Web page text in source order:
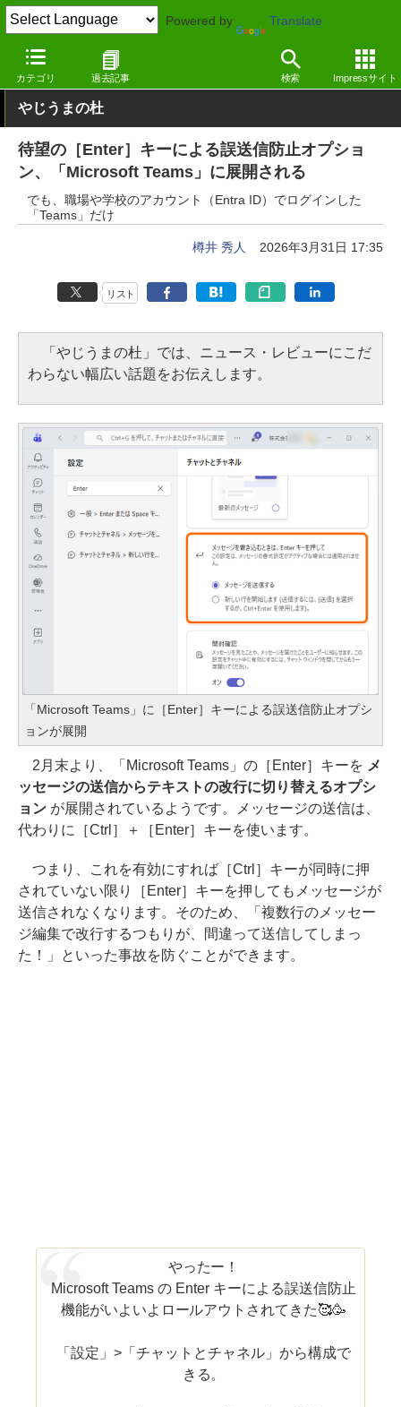
Powered by Translate
カテゴリ 過去記事 検索 Impressサイト
窓の杜 インターネット Windows
やじうまの杜
待望の［Enter］キーによる誤送信防止オプショ
ン、「Microsoft Teams」に展開される
でも、職場や学校のアカウント（Entra ID）でログインした
「Teams」だけ
樽井 秀人 2026年3月31日 17:35
リスト
「やじうまの杜」では、ニュース・レビューにこだ
わらない幅広い話題をお伝えします。
「Microsoft Teams」に［Enter］キーによる誤送信防止オプシ
ョンが展開
2月末より、「Microsoft Teams」の［Enter］キーを メ
ッセージの送信からテキストの改行に切り替えるオプシ
ョン が展開されているようです。メッセージの送信は、
代わりに［Ctrl］＋［Enter］キーを使います。
つまり、これを有効にすれば［Ctrl］キーが同時に押
されていない限り［Enter］キーを押してもメッセージが
送信されなくなります。そのため、「複数行のメッセー
ジ編集で改行するつもりが、間違って送信してしまっ
た！」といった事故を防ぐことができます。
やったー！
Microsoft Teams の Enter キーによる誤送信防止
機能がいよいよロールアウトされてきた🥰🥳
「設定」>「チャットとチャネル」から構成で
きる。